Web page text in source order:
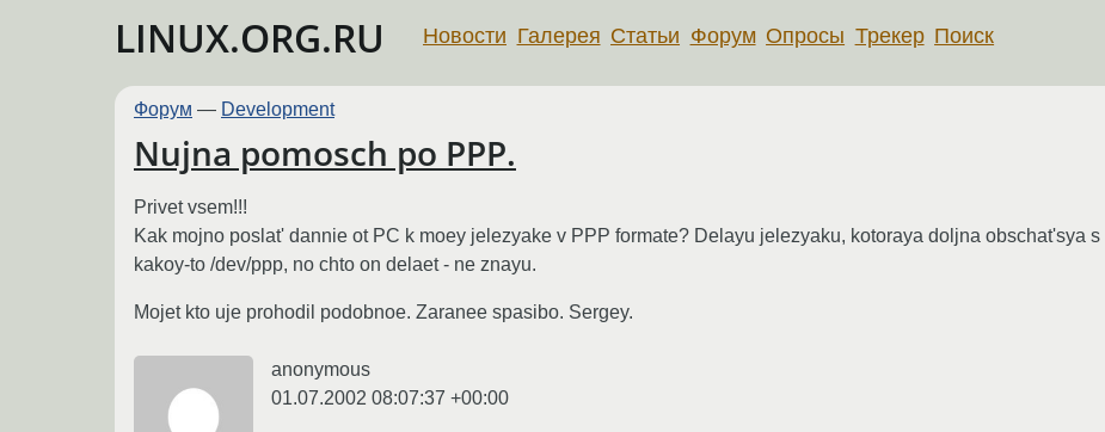
LINUX.ORG.RU Новости Галерея Статьи Форум Опросы Трекер Поиск
Форум — Development
Nujna pomosch po PPP.
Privet vsem!!!
Kak mojno poslat' dannie ot PC k moey jelezyake v PPP formate? Delayu jelezyaku, kotoraya doljna obschat'sya
kakoy-to /dev/ppp, no chto on delaet - ne znayu.
Mojet kto uje prohodil podobnoe. Zaranee spasibo. Sergey.
anonymous
01.07.2002 08:07:37 +00:00